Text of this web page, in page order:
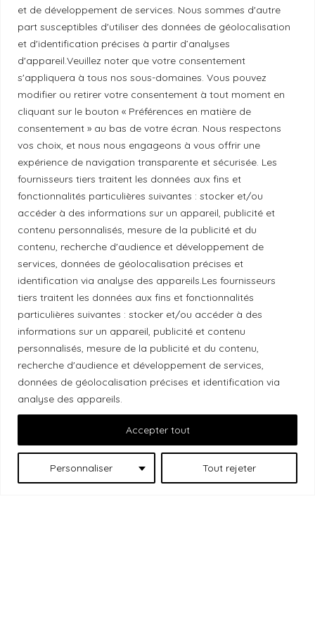
et de développement de services. Nous sommes d'autre
part susceptibles d'utiliser des données de géolocalisation
et d'identification précises à partir d’analyses
d'appareil.Veuillez noter que votre consentement
s'appliquera à tous nos sous-domaines. Vous pouvez
modifier ou retirer votre consentement à tout moment en
cliquant sur le bouton « Préférences en matière de
consentement » au bas de votre écran. Nous respectons
vos choix, et nous nous engageons à vous offrir une
expérience de navigation transparente et sécurisée. Les
fournisseurs tiers traitent les données aux fins et
fonctionnalités particulières suivantes : stocker et/ou
accéder à des informations sur un appareil, publicité et
contenu personnalisés, mesure de la publicité et du
contenu, recherche d'audience et développement de
services, données de géolocalisation précises et
identification via analyse des appareils.Les fournisseurs
tiers traitent les données aux fins et fonctionnalités
particulières suivantes : stocker et/ou accéder à des
informations sur un appareil, publicité et contenu
personnalisés, mesure de la publicité et du contenu,
recherche d'audience et développement de services,
données de géolocalisation précises et identification via
analyse des appareils.
Personnaliser Tout rejeter
Accepter tout
Politique de confidentialité
Principes de publication
Politique de correction
Politique de diversité
Politique éthique
Reconnaissance du territoire
Local Market, marque portée par la société Les
Chats Gourmets Ltd. tient à souligner que ses
installations, situées au 511 Lacolle Way (Ottawa-
Orléans), se trouvent sur le territoire traditionnel non
cédé du peuple algonquin anichinabé. Nous
reconnaissons et remercions les peuples
autochtones qui sont les gardiens historiques et
actuels de ces terres.